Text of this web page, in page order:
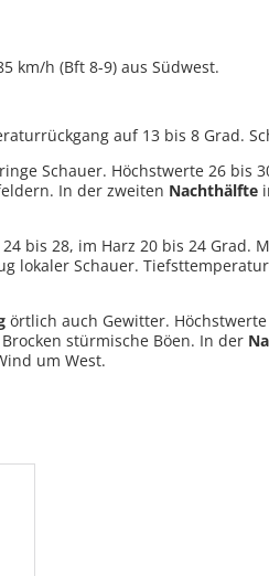
km/h (Bft 8-9) aus Südwest.
auf 13 bis 8 Grad.
Schauer. Höchstwerte 26 bis
In der zweiten Nachthälfte
bis 28, im Harz 20 bis 24 Grad.
lokaler Schauer.
örtlich auch Gewitter.
stürmische Böen. In der
um West.